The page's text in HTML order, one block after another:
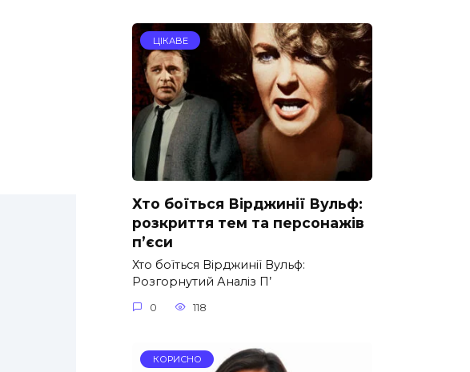
ЦІКАВЕ
Хто боїться Вірджинії Вульф:
розкриття тем та персонажів
п’єси
Хто боїться Вірджинії Вульф:
Розгорнутий Аналіз П’
0 118
КОРИСНО